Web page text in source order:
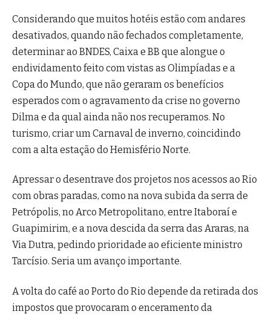
Considerando que muitos hotéis estão com andares
desativados, quando não fechados completamente,
determinar ao BNDES, Caixa e BB que alongue o
endividamento feito com vistas as Olimpíadas e a
Copa do Mundo, que não geraram os benefícios
esperados com o agravamento da crise no governo
Dilma e da qual ainda não nos recuperamos. No
turismo, criar um Carnaval de inverno, coincidindo
com a alta estação do Hemisfério Norte.
Apressar o desentrave dos projetos nos acessos ao Rio
com obras paradas, como na nova subida da serra de
Petrópolis, no Arco Metropolitano, entre Itaboraí e
Guapimirim, e a nova descida da serra das Araras, na
Via Dutra, pedindo prioridade ao eficiente ministro
Tarcísio. Seria um avanço importante.
A volta do café ao Porto do Rio depende da retirada dos
impostos que provocaram o enceramento da